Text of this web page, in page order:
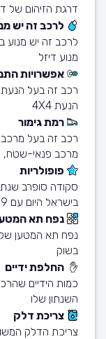
דרגת הזיהום של דגם זה
לרכב זה יש
לרכב זה יש מנוע
מנוע דיזל
אפשרויות
הנעת 4X4
רמת גימור
רכב זה בעל מרכב
מרכב פנאי-
פופולריות
בישראל היום עם 2,369 יחידות על הכביש
נפח תא
בשוק
החלפת ידיים
כמות הידיים
השנתון שלו
צריכת דלק